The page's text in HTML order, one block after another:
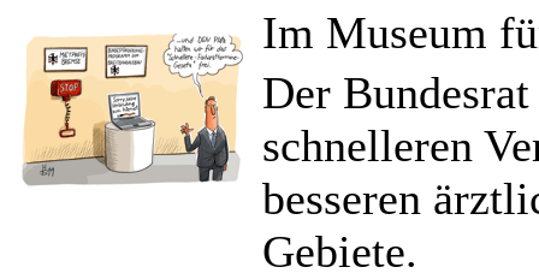
Im Museum
Der
schnelleren
besseren
Gebiete.